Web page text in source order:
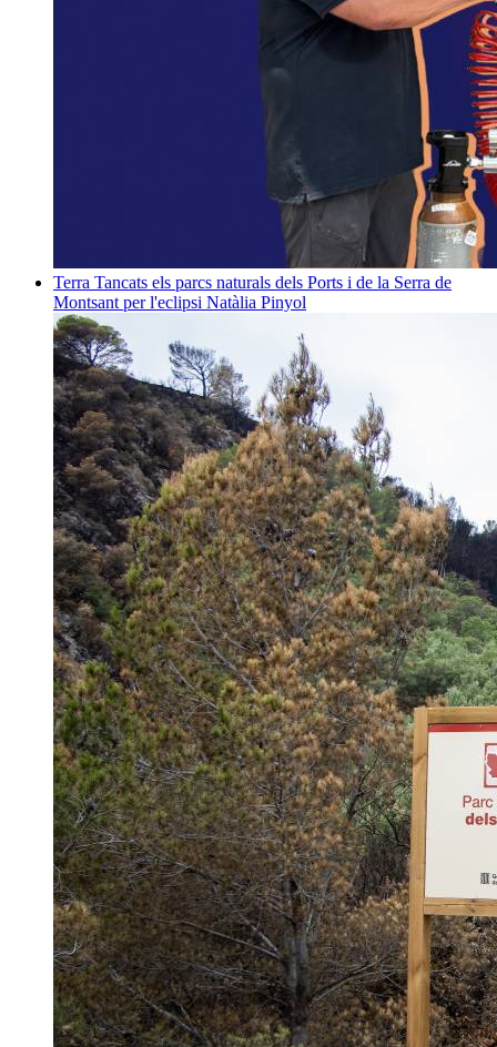
Terra Tancats els parcs naturals dels Ports i de la Serra de
Montsant per l'eclipsi Natàlia Pinyol